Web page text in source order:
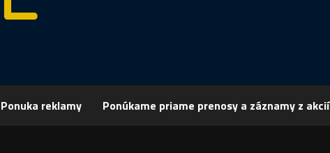
Ponuka reklamy Ponúkame priame prenosy a záznamy z akcií